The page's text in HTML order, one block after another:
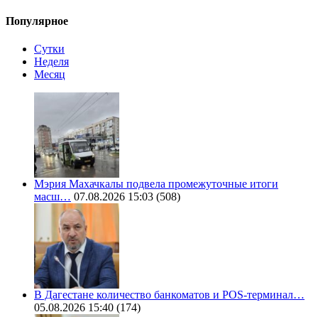
Популярное
Сутки
Неделя
Месяц
Мэрия Махачкалы подвела промежуточные итоги
масш… 07.08.2026 15:03 (508)
В Дагестане количество банкоматов и POS-терминал…
05.08.2026 15:40 (174)